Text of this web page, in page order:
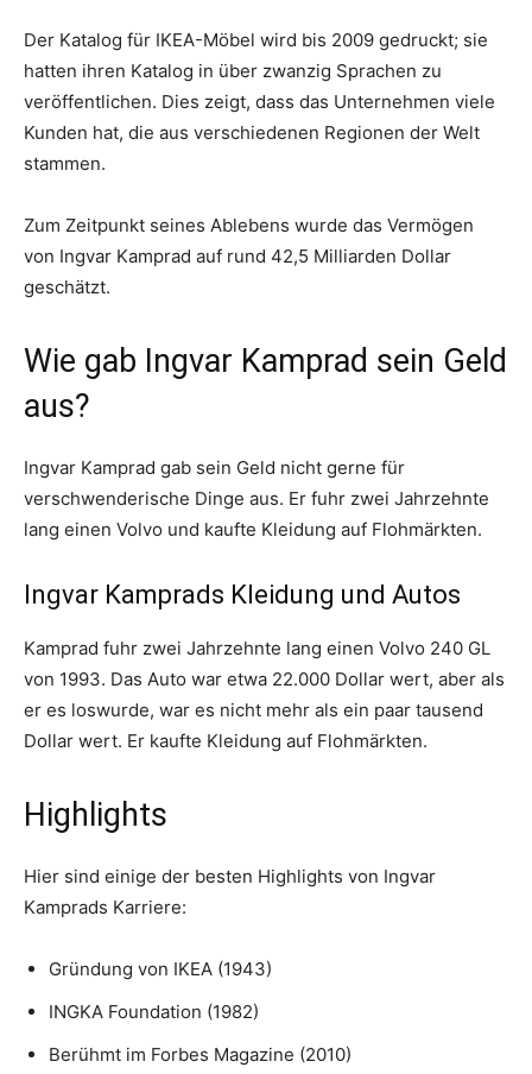
Der Katalog für IKEA-Möbel wird bis 2009 gedruckt; sie
hatten ihren Katalog in über zwanzig Sprachen zu
veröffentlichen. Dies zeigt, dass das Unternehmen viele
Kunden hat, die aus verschiedenen Regionen der Welt
stammen.
Zum Zeitpunkt seines Ablebens wurde das Vermögen
von Ingvar Kamprad auf rund 42,5 Milliarden Dollar
geschätzt.
Wie gab Ingvar Kamprad sein Geld
aus?
Ingvar Kamprad gab sein Geld nicht gerne für
verschwenderische Dinge aus. Er fuhr zwei Jahrzehnte
lang einen Volvo und kaufte Kleidung auf Flohmärkten.
Ingvar Kamprads Kleidung und Autos
Kamprad fuhr zwei Jahrzehnte lang einen Volvo 240 GL
von 1993. Das Auto war etwa 22.000 Dollar wert, aber als
er es loswurde, war es nicht mehr als ein paar tausend
Dollar wert. Er kaufte Kleidung auf Flohmärkten.
Highlights
Hier sind einige der besten Highlights von Ingvar
Kamprads Karriere:
Gründung von IKEA (1943)
INGKA Foundation (1982)
Berühmt im Forbes Magazine (2010)